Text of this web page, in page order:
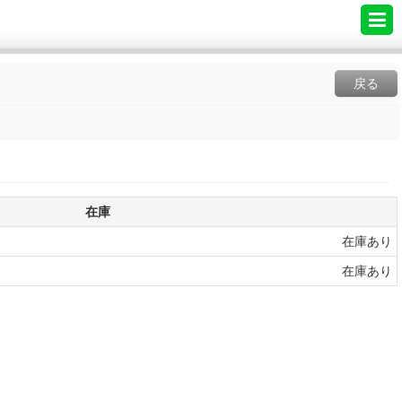
戻る
在庫
在庫あり
在庫あり